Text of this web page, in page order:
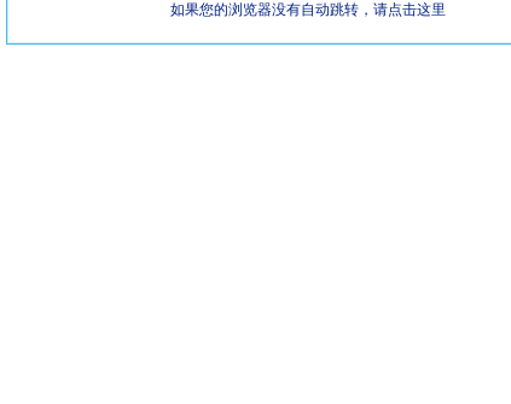
如果您的浏览器没有自动跳转，请点击这里